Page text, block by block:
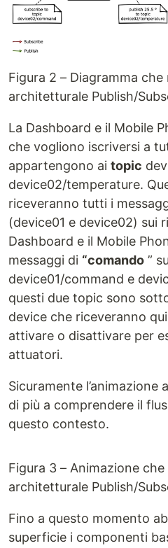
Figura 2 – Diagramma
architetturale Publish/
La Dashboard e il Mobile
che vogliono iscriversi a
appartengono ai topic
device02/temperature.
riceveranno tutti i
(device01 e device02) sui
Dashboard e il Mobile
messaggi di “comando ”
device01/command e
questi due topic sono
device che riceveranno
attivare o disattivare per
attuatori.
Sicuramente l’animazione
di più a comprendere il
questo contesto.
Figura 3 – Animazione
architetturale Publish/
Fino a questo momento
superficie i componenti